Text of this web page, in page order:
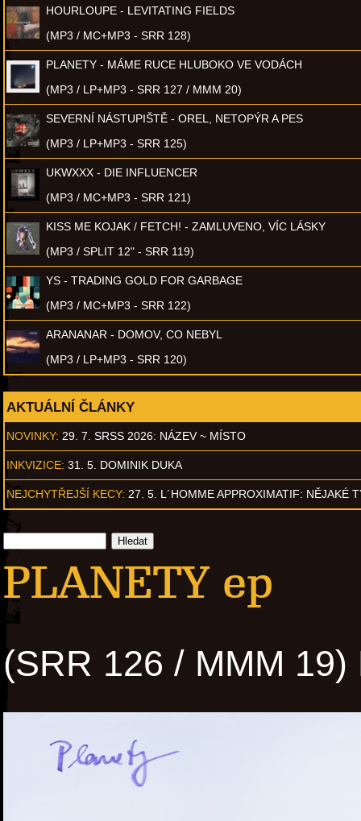
HOURLOUPE - LEVITATING FIELDS
(MP3 / MC+MP3 - SRR 128)
PLANETY - MÁME RUCE HLUBOKO VE VODÁCH
(MP3 / LP+MP3 - SRR 127 / MMM 20)
SEVERNÍ NÁSTUPIŠTĚ - OREL, NETOPÝR A PES
(MP3 / LP+MP3 - SRR 125)
UKWXXX - DIE INFLUENCER
(MP3 / MC+MP3 - SRR 121)
KISS ME KOJAK / FETCH! - ZAMLUVENO, VÍC LÁSKY
(MP3 / SPLIT 12" - SRR 119)
YS - TRADING GOLD FOR GARBAGE
(MP3 / MC+MP3 - SRR 122)
ARANANAR - DOMOV, CO NEBYL
(MP3 / LP+MP3 - SRR 120)
AKTUÁLNÍ ČLÁNKY
NOVINKY: 29. 7. SRSS 2026: NÁZEV ~ MÍSTO
INKVIZICE: 31. 5. DOMINIK DUKA
NEJCHYTŘEJŠÍ KECY: 27. 5. L´HOMME APPROXIMATIF: NĚJAKÉ
PLANETY ep
(SRR 126 / MMM 19)